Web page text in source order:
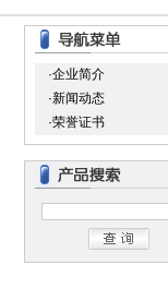
·企业简介
·新闻动态
·荣誉证书